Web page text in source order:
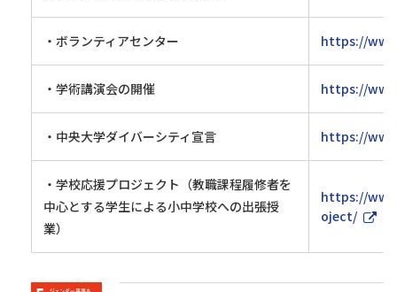
・ボランティアセンター https://
・学術講演会の開催 https://
・中央大学ダイバーシティ宣言 https://
・学校応援プロジェクト（教職課程履修者を
中心とする学生による小中学校への出張授
業）
https://
oject/